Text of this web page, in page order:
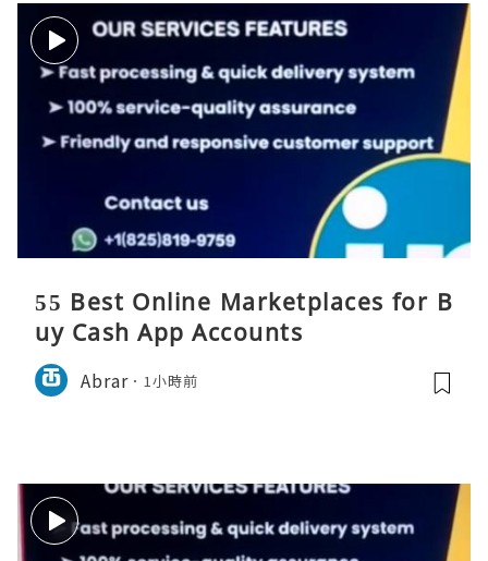
55 Best Online Marketplaces for B
uy Cash App Accounts
Abrar 1小時前